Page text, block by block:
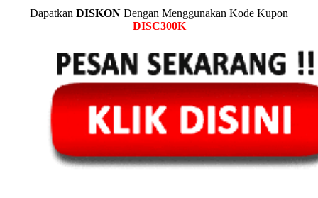
Dapatkan DISKON Dengan Menggunakan Kode Kupon
DISC300K